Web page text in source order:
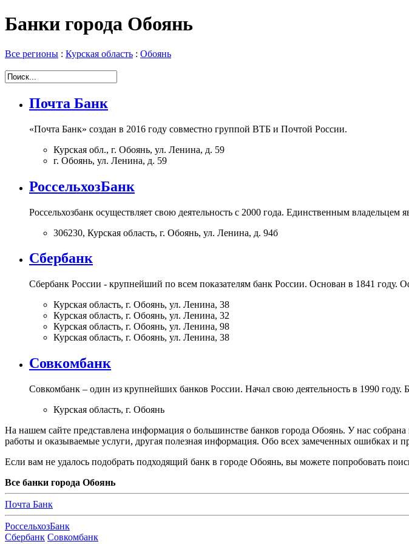
Банки города Обоянь
Все регионы : Курская область : Обоянь
Почта Банк
«Почта Банк» создан в 2016 году совместно группой ВТБ и Почтой России.
Курская обл., г. Обоянь, ул. Ленина, д. 59
г. Обоянь, ул. Ленина, д. 59
РоссельхозБанк
Россельхозбанк осуществляет свою деятельность с 2000 года. Единственным владельцем
306230, Курская область, г. Обоянь, ул. Ленина, д. 94б
Сбербанк
Сбербанк России - крупнейший по всем показателям банк России. Основан в 1841 году.
Курская область, г. Обоянь, ул. Ленина, 38
Курская область, г. Обоянь, ул. Ленина, 32
Курская область, г. Обоянь, ул. Ленина, 98
Курская область, г. Обоянь, ул. Ленина, 38
Совкомбанк
Совкомбанк – один из крупнейших банков России. Начал свою деятельность в 1990 году.
Курская область, г. Обоянь
На нашем сайте представлена информация о большинстве банков города Обоянь. У нас
работы и оказываемые услуги, другая полезная информация. Обо всех замеченных ошибках и
Если вам не удалось подобрать подходящий банк в городе Обоянь, вы можете попробовать
Все банки города Обоянь
Почта Банк
РоссельхозБанк
Сбербанк Совкомбанк